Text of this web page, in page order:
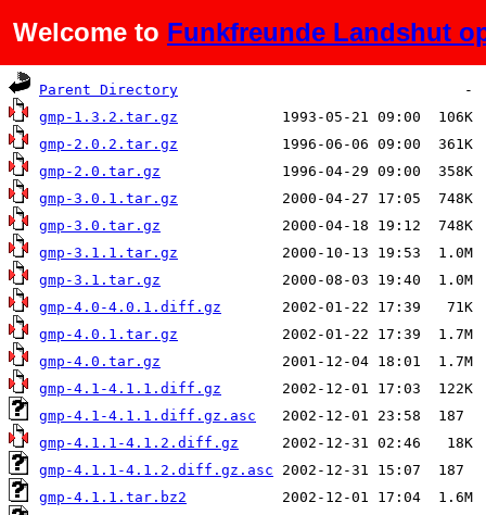
Welcome to Funkfreunde Landshut
Name Last modified Size
Parent Directory
gmp-1.3.2.tar.gz
gmp-2.0.2.tar.gz
gmp-2.0.tar.gz
gmp-3.0.1.tar.gz
gmp-3.0.tar.gz
gmp-3.1.1.tar.gz
gmp-3.1.tar.gz
gmp-4.0-4.0.1.diff.gz
gmp-4.0.1.tar.gz
gmp-4.0.tar.gz
gmp-4.1-4.1.1.diff.gz
gmp-4.1-4.1.1.diff.gz.asc
gmp-4.1.1-4.1.2.diff.gz
gmp-4.1.1-4.1.2.diff.gz.asc
gmp-4.1.1.tar.bz2